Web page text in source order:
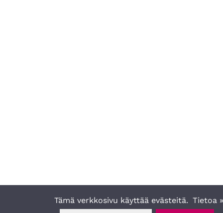
Tämä verkkosivu käyttää evästeitä. Tietoa